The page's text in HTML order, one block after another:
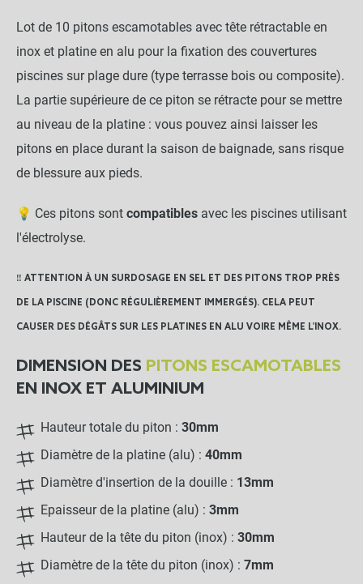
Lot de 10 pitons escamotables avec tête rétractable en
inox et platine en alu pour la fixation des couvertures
piscines sur plage dure (type terrasse bois ou composite).
La partie supérieure de ce piton se rétracte pour se mettre
au niveau de la platine : vous pouvez ainsi laisser les
pitons en place durant la saison de baignade, sans risque
de blessure aux pieds.
💡 Ces pitons sont compatibles avec les piscines utilisant
l'électrolyse.
‼️ ATTENTION À UN SURDOSAGE EN SEL ET DES PITONS TROP PRÈS
DE LA PISCINE (DONC RÉGULIÈREMENT IMMERGÉS). CELA PEUT
CAUSER DES DÉGÂTS SUR LES PLATINES EN ALU VOIRE MÊME L'INOX.
DIMENSION DES PITONS ESCAMOTABLES
EN INOX ET ALUMINIUM
Hauteur totale du piton : 30mm
Diamètre de la platine (alu) : 40mm
Diamètre d'insertion de la douille : 13mm
Epaisseur de la platine (alu) : 3mm
Hauteur de la tête du piton (inox) : 30mm
Diamètre de la tête du piton (inox) : 7mm